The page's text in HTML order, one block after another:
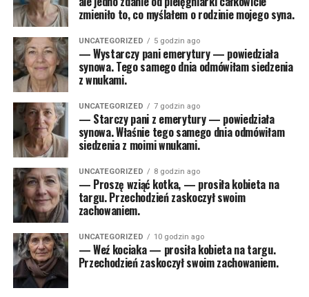
zmieniło to, co myślałem o rodzinie mojego syna.
UNCATEGORIZED 5 godzin ago
— Wystarczy pani emerytury — powiedziała
synowa. Tego samego dnia odmówiłam siedzenia
z wnukami.
UNCATEGORIZED 7 godzin ago
— Starczy pani z emerytury — powiedziała
synowa. Właśnie tego samego dnia odmówiłam
siedzenia z moimi wnukami.
UNCATEGORIZED 8 godzin ago
— Proszę wziąć kotka, — prosiła kobieta na
targu. Przechodzień zaskoczył swoim
zachowaniem.
UNCATEGORIZED 10 godzin ago
— Weź kociaka — prosiła kobieta na targu.
Przechodzień zaskoczył swoim zachowaniem.